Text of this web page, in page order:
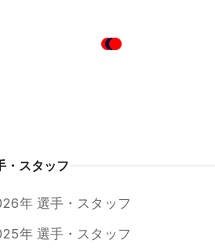
・スタッフ
年 選手・スタッフ
年 選手・スタッフ